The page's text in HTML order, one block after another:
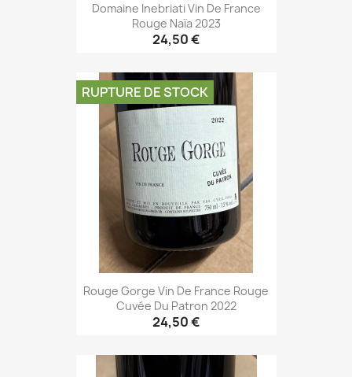
Domaine Inebriati Vin De France
Rouge Naïa 2023
24,50 €
Rouge Gorge Vin De France Rouge
Cuvée Du Patron 2022
24,50 €
RUPTURE DE STOCK